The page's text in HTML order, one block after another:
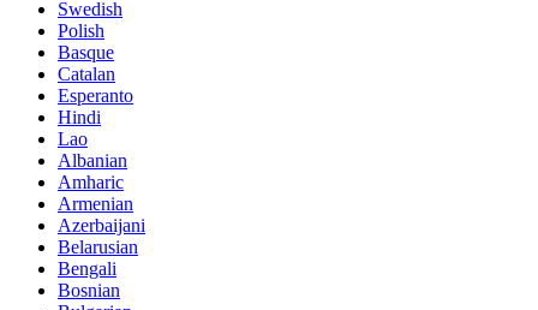
Swedish
Polish
Basque
Catalan
Esperanto
Hindi
Lao
Albanian
Amharic
Armenian
Azerbaijani
Belarusian
Bengali
Bosnian